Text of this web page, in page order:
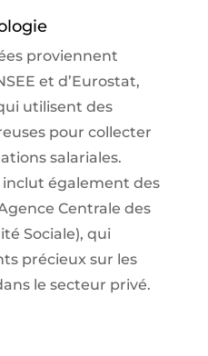
proviennent
et d’Eurostat,
utilisent des
pour collecter
salariales.
inclut également des
Centrale des
Sociale), qui
précieux sur les
le secteur privé.